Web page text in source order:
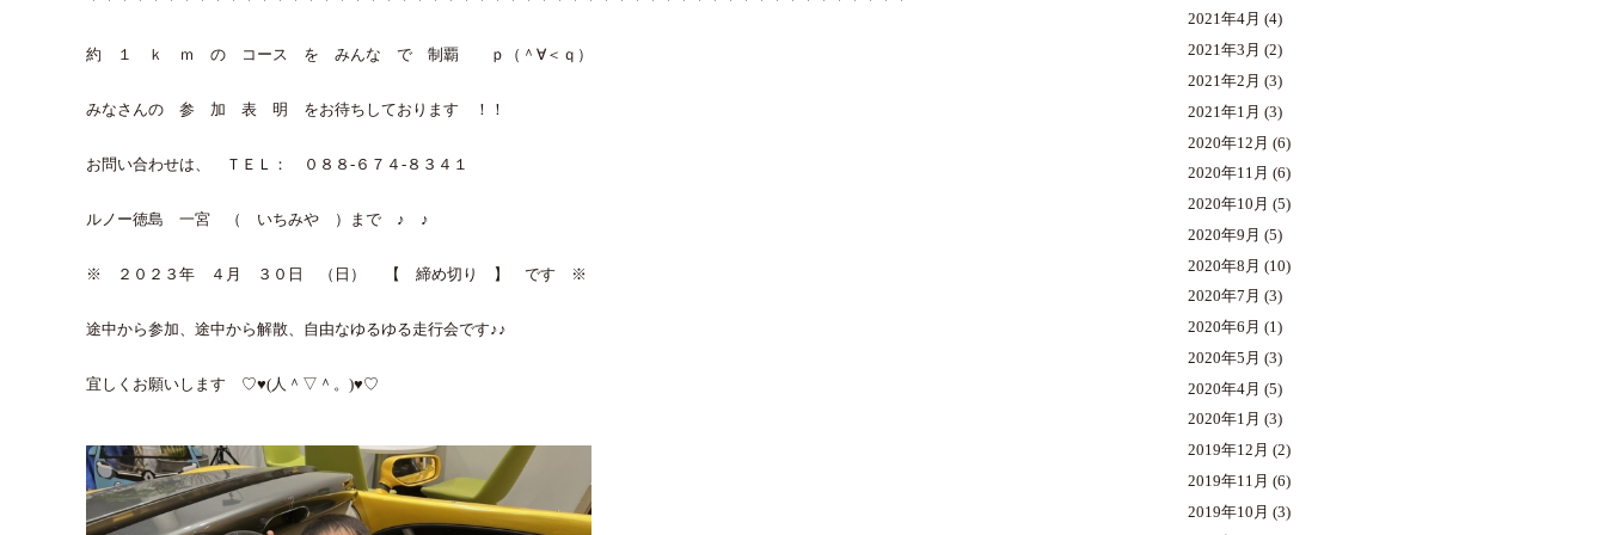
約 １ ｋ ｍ の コース を みんな で 制覇 ｐ（＾∀＜ｑ）
みなさんの 参 加 表 明 をお待ちしております ！！
お問い合わせは、 ＴＥＬ： ０８８-６７４-８３４１
ルノー徳島 一宮 （ いちみや ）まで ♪ ♪
※ ２０２３年 ４月 ３０日 （日） 【 締め切り 】 です ※
途中から参加、途中から解散、自由なゆるゆる走行会です♪♪
宜しくお願いします ♡♥(人＾▽＾。)♥♡
2021年4月 (4)
2021年3月 (2)
2021年2月 (3)
2021年1月 (3)
2020年12月 (6)
2020年11月 (6)
2020年10月 (5)
2020年9月 (5)
2020年8月 (10)
2020年7月 (3)
2020年6月 (1)
2020年5月 (3)
2020年4月 (5)
2020年1月 (3)
2019年12月 (2)
2019年11月 (6)
2019年10月 (3)